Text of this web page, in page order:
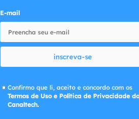
E-mail
inscreva-se
Confirmo que li, aceito e concordo com os
Termos de Uso e Política de Privacidade
Canaltech.